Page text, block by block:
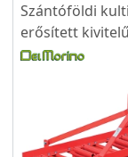
Szántóföldi
erősített kivitelű